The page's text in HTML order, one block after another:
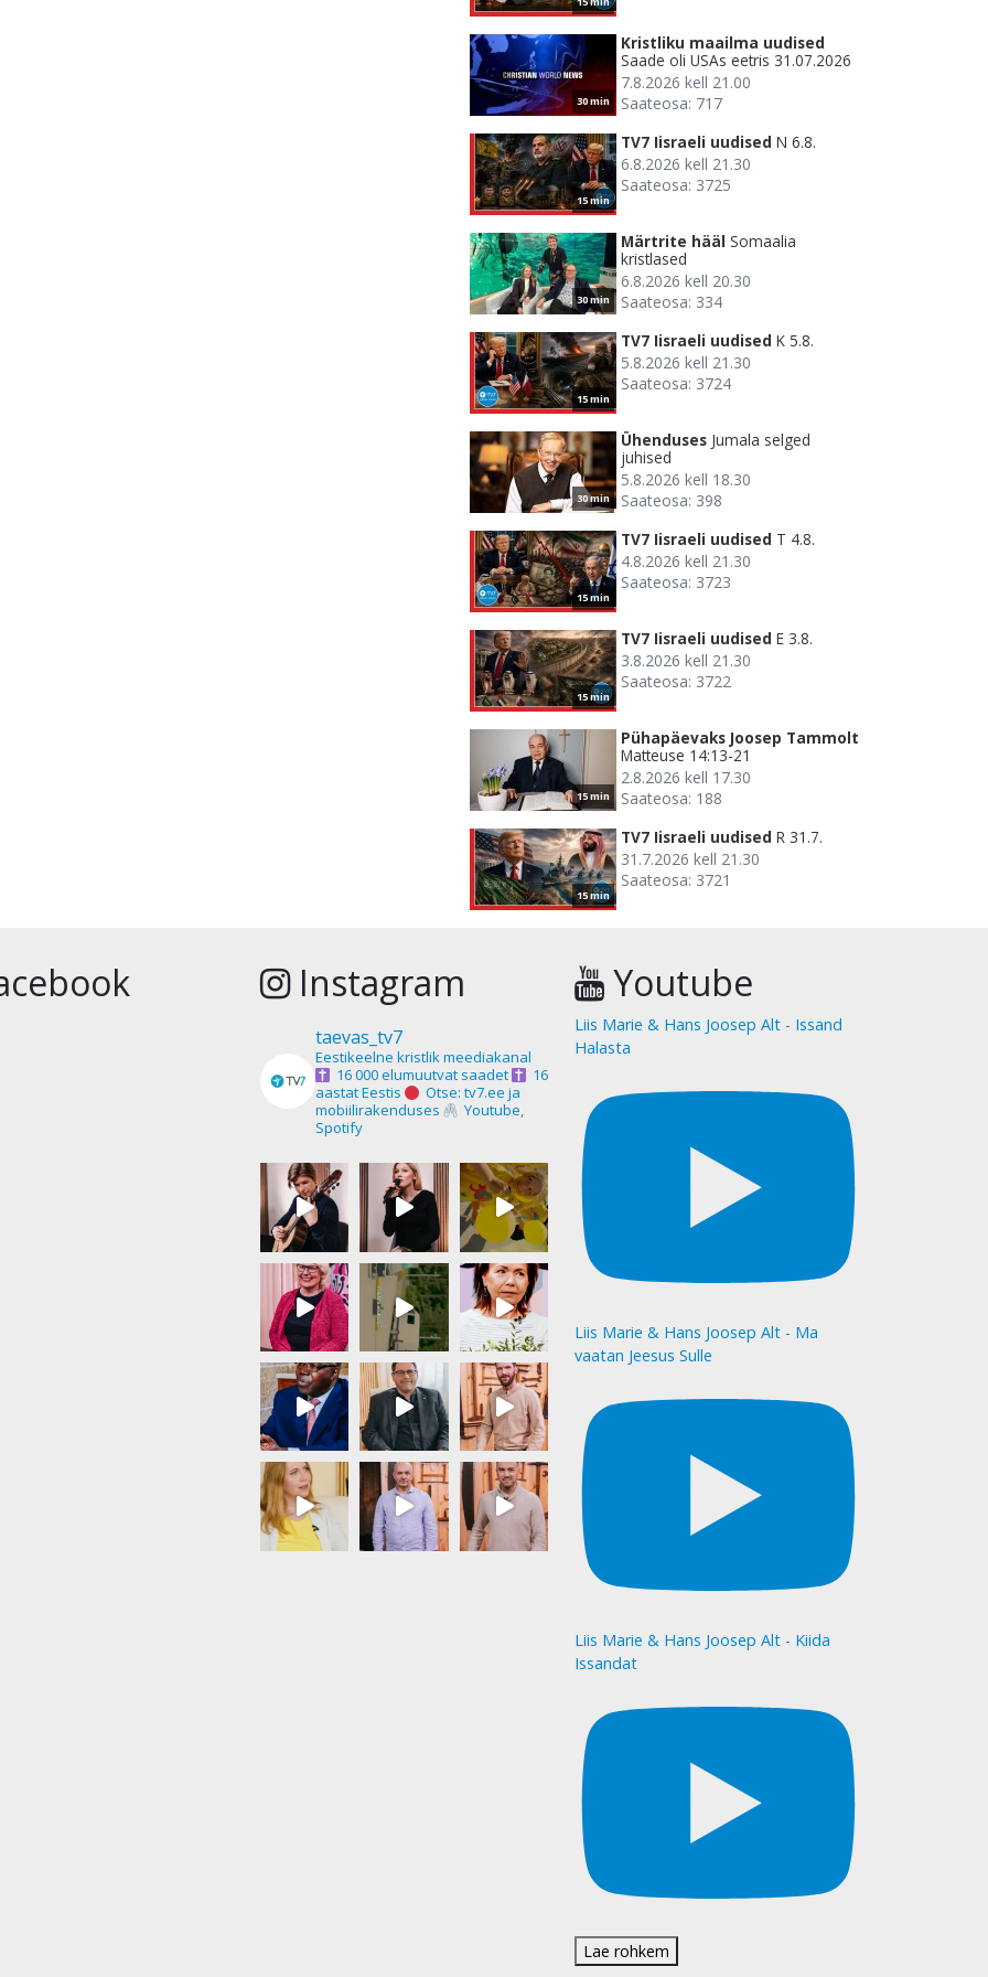
30 min
Kristliku maailma uudised
Saade oli USAs eetris 31.07.2026
7.8.2026 kell 21.00
Saateosa: 717
15 min
TV7 Iisraeli uudised N 6.8.
6.8.2026 kell 21.30
Saateosa: 3725
30 min
Märtrite hääl Somaalia
kristlased
6.8.2026 kell 20.30
Saateosa: 334
15 min
TV7 Iisraeli uudised K 5.8.
5.8.2026 kell 21.30
Saateosa: 3724
30 min
Ühenduses Jumala selged
juhised
5.8.2026 kell 18.30
Saateosa: 398
15 min
TV7 Iisraeli uudised T 4.8.
4.8.2026 kell 21.30
Saateosa: 3723
15 min
TV7 Iisraeli uudised E 3.8.
3.8.2026 kell 21.30
Saateosa: 3722
15 min
Pühapäevaks Joosep Tammolt
Matteuse 14:13-21
2.8.2026 kell 17.30
Saateosa: 188
15 min
TV7 Iisraeli uudised R 31.7.
31.7.2026 kell 21.30
Saateosa: 3721
Instagram
taevas_tv7
Eestikeelne kristlik meediakanal
16 000 elumuutvat saadet
16
aastat Eestis
Otse: tv7.ee ja
mobiilirakenduses
Youtube,
Spotify
Youtube
Liis Marie & Hans Joosep Alt - Issand
Halasta
Liis Marie & Hans Joosep Alt - Ma
vaatan Jeesus Sulle
Liis Marie & Hans Joosep Alt - Kiida
Issandat
Lae rohkem